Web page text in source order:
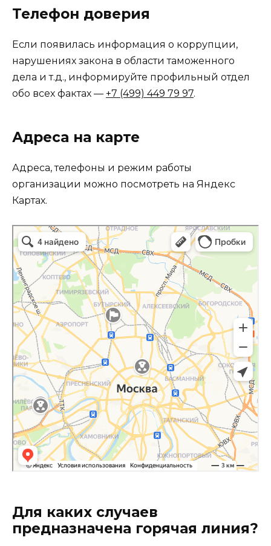
Телефон доверия
Если появилась информация о коррупции,
нарушениях закона в области таможенного
дела и т.д., информируйте профильный отдел
обо всех фактах — +7 (499) 449 79 97.
Адреса на карте
Адреса, телефоны и режим работы
организации можно посмотреть на Яндекс
Картах.
Для каких случаев
предназначена горячая линия?